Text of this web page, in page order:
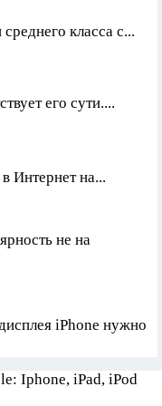
класса с...
его сути....
Интернет на...
не на
iPhone нужно